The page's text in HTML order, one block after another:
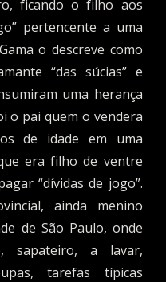
ficando o filho aos
pertencente a uma
o descreve como
“das súcias” e
uma herança
o pai quem o vendera
de idade em uma
era filho de ventre
“dívidas de jogo”.
ainda menino
de São Paulo, onde
sapateiro, a lavar,
tarefas típicas